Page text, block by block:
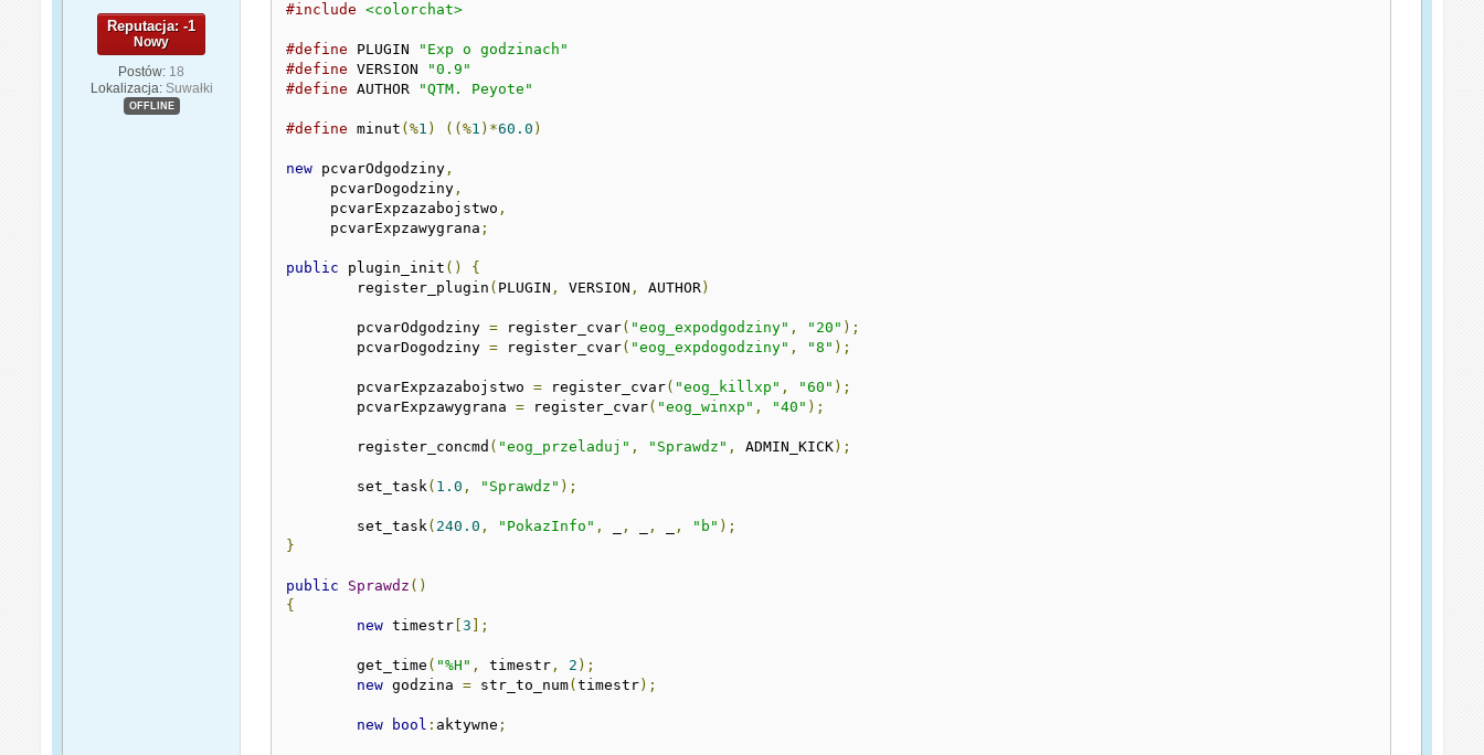
Reputacja: -1
Nowy
Postów: 18
Lokalizacja: Suwałki
OFFLINE
#include
<colorchat>
#define PLUGIN
"Exp o godzinach"
#define VERSION
"0.9"
#define AUTHOR "QTM. Peyote"
#define minut (%1 ) ((%1 )*60.0 )
new pcvarOdgodziny ,
     pcvarDogodziny
,
     pcvarExpzazabojstwo
,
     pcvarExpzawygrana
;
public plugin_init ()
{
	register_plugin
( PLUGIN , VERSION , AUTHOR)
	pcvarOdgodziny
= register_cvar( "eog_expodgodziny" , "20" );
	pcvarDogodziny
= register_cvar( "eog_expdogodziny" , "8" );
	pcvarExpzazabojstwo
= register_cvar( "eog_killxp" , "60" );
	pcvarExpzawygrana
= register_cvar( "eog_winxp" , "40" );
	register_concmd
( "eog_przeladuj" , "Sprawdz" , ADMIN_KICK);
	set_task
( 1.0 , "Sprawdz" );
	set_task
( 240.0 , "PokazInfo" , , , , "b" );
}
public Sprawdz ()
{
new timestr [3 ];
	get_time
( "%H" , timestr , 2 );
new godzina = str_to_num(timestr);
new bool : aktywne ;